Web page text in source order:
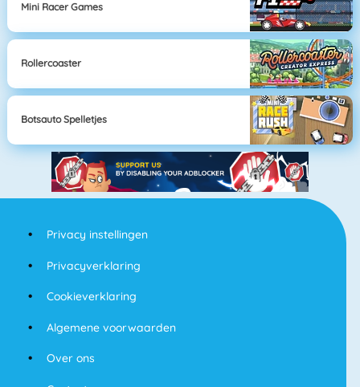
Mini Racer Games
Rollercoaster
Botsauto Spelletjes
Privacy instellingen
Privacyverklaring
Cookieverklaring
Algemene voorwaarden
Over ons